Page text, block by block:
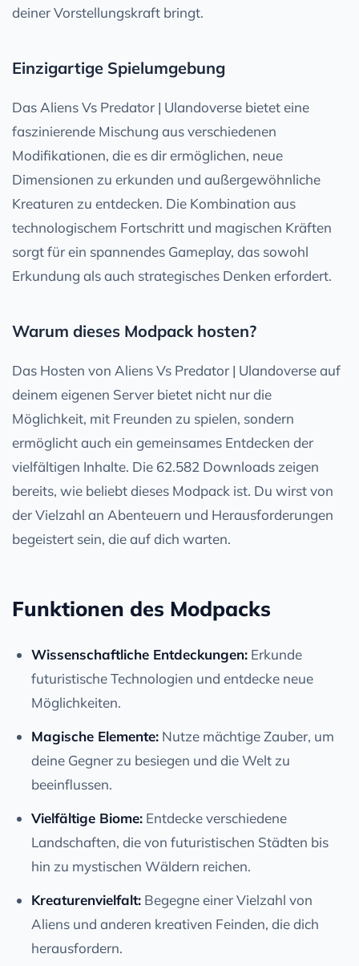
deiner Vorstellungskraft bringt.
Einzigartige Spielumgebung
Das Aliens Vs Predator | Ulandoverse bietet eine
faszinierende Mischung aus verschiedenen
Modifikationen, die es dir ermöglichen, neue
Dimensionen zu erkunden und außergewöhnliche
Kreaturen zu entdecken. Die Kombination aus
technologischem Fortschritt und magischen Kräften
sorgt für ein spannendes Gameplay, das sowohl
Erkundung als auch strategisches Denken erfordert.
Warum dieses Modpack hosten?
Das Hosten von Aliens Vs Predator | Ulandoverse auf
deinem eigenen Server bietet nicht nur die
Möglichkeit, mit Freunden zu spielen, sondern
ermöglicht auch ein gemeinsames Entdecken der
vielfältigen Inhalte. Die 62.582 Downloads zeigen
bereits, wie beliebt dieses Modpack ist. Du wirst von
der Vielzahl an Abenteuern und Herausforderungen
begeistert sein, die auf dich warten.
Funktionen des Modpacks
Wissenschaftliche Entdeckungen: Erkunde
futuristische Technologien und entdecke neue
Möglichkeiten.
Magische Elemente: Nutze mächtige Zauber, um
deine Gegner zu besiegen und die Welt zu
beeinflussen.
Vielfältige Biome: Entdecke verschiedene
Landschaften, die von futuristischen Städten bis
hin zu mystischen Wäldern reichen.
Kreaturenvielfalt: Begegne einer Vielzahl von
Aliens und anderen kreativen Feinden, die dich
herausfordern.